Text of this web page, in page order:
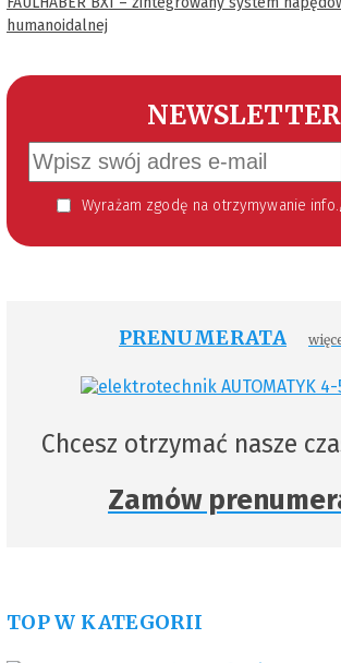
humanoidalnej
NEWSLETTER
Wyrażam zgodę na otrzymywanie informacji handlowej kierowanej do mnie za pomocą środków komunikacji elektronicznej w szczególności poczty elektronicznej zgodnie z przepisem art. 10 ust 2 ustawy z dnia 18 lipca 2002 roku o świadczeniu usług drogą elektroniczną (Dz. U. 144 z 2002 r. poz. 1204). Zgoda jest dobrowolna, jednak jej wyrażenie jest konieczne, aby otrzymywać newsletter.
PRENUMERATA
Chcesz otrzymać nasze
Zamów
TOP W KATEGORII